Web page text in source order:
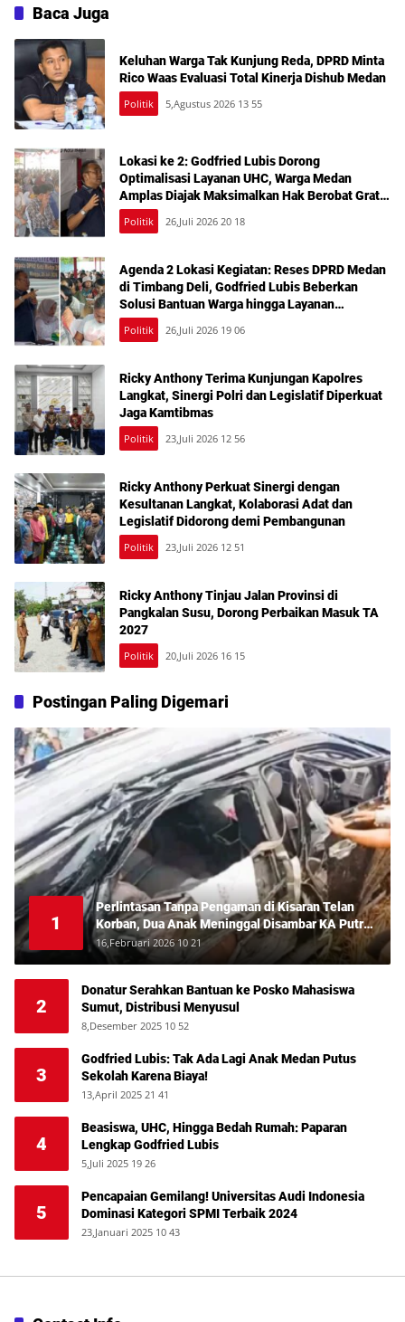
Baca Juga
Keluhan Warga Tak Kunjung Reda, DPRD Minta
Rico Waas Evaluasi Total Kinerja Dishub Medan
Politik 5,Agustus 2026 13 55
Lokasi ke 2: Godfried Lubis Dorong
Optimalisasi Layanan UHC, Warga Medan
Amplas Diajak Maksimalkan Hak Berobat Gratis
Bermodal KTP
Politik 26,Juli 2026 20 18
Agenda 2 Lokasi Kegiatan: Reses DPRD Medan
di Timbang Deli, Godfried Lubis Beberkan
Solusi Bantuan Warga hingga Layanan
Kesehatan Gratis
Politik 26,Juli 2026 19 06
Ricky Anthony Terima Kunjungan Kapolres
Langkat, Sinergi Polri dan Legislatif Diperkuat
Jaga Kamtibmas
Politik 23,Juli 2026 12 56
Ricky Anthony Perkuat Sinergi dengan
Kesultanan Langkat, Kolaborasi Adat dan
Legislatif Didorong demi Pembangunan
Politik 23,Juli 2026 12 51
Ricky Anthony Tinjau Jalan Provinsi di
Pangkalan Susu, Dorong Perbaikan Masuk TA
2027
Politik 20,Juli 2026 16 15
Postingan Paling Digemari
1
Perlintasan Tanpa Pengaman di Kisaran Telan
Korban, Dua Anak Meninggal Disambar KA Putri
Deli
16,Februari 2026 10 21
2
Donatur Serahkan Bantuan ke Posko Mahasiswa
Sumut, Distribusi Menyusul
8,Desember 2025 10 52
3
Godfried Lubis: Tak Ada Lagi Anak Medan Putus
Sekolah Karena Biaya!
13,April 2025 21 41
4
Beasiswa, UHC, Hingga Bedah Rumah: Paparan
Lengkap Godfried Lubis
5,Juli 2025 19 26
5
Pencapaian Gemilang! Universitas Audi Indonesia
Dominasi Kategori SPMI Terbaik 2024
23,Januari 2025 10 43